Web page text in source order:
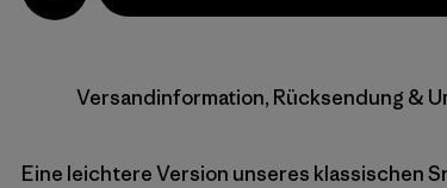
Versandinformation, Rücksendung &
Eine leichtere Version unseres klassischen